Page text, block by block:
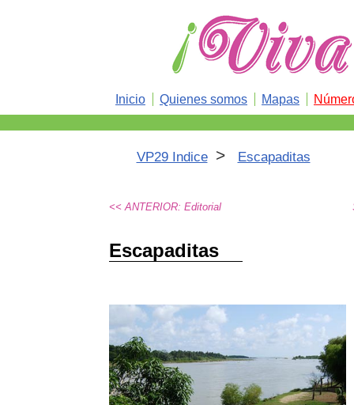
Inicio Quienes somos Mapas
VP29 Indice > Escapaditas
<< ANTERIOR: Editorial
Escapaditas